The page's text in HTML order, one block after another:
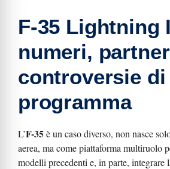
F-35 Lightning
numeri,
controversie di
programma
L’F-35è un caso diverso, non nasce
aerea, ma come piattaforma multiruolo
modelli precedenti e, in parte, integrare